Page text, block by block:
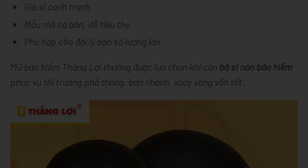
Giá sỉ cạnh tranh
Mẫu mã cơ bản, dễ tiêu thụ
Phù hợp cho đại lý bán số lượng lớn
Mũ bảo hiểm Thắng Lợi thường được lựa chọn khi cần bỏ sỉ nón bảo hiểm
phục vụ thị trường phổ thông, bán nhanh, xoay vòng vốn tốt.